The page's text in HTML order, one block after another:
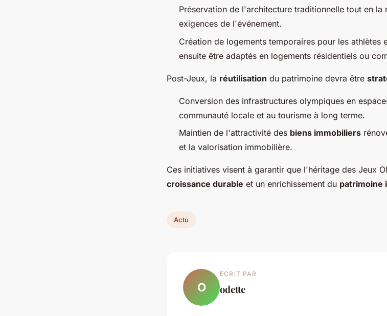
Préservation de l'architecture traditionnelle tout en
exigences de l'événement.
Création de logements temporaires pour les athlètes
ensuite être adaptés en logements résidentiels ou
Post-Jeux, la réutilisation du patrimoine devra être
Conversion des infrastructures olympiques en
communauté locale et au tourisme à long terme.
Maintien de l'attractivité des biens immobiliers
et la valorisation immobilière.
Ces initiatives visent à garantir que l'héritage des Jeux
croissance durable et un enrichissement du patrimoine
Actu
O
ECRIT PAR
odette